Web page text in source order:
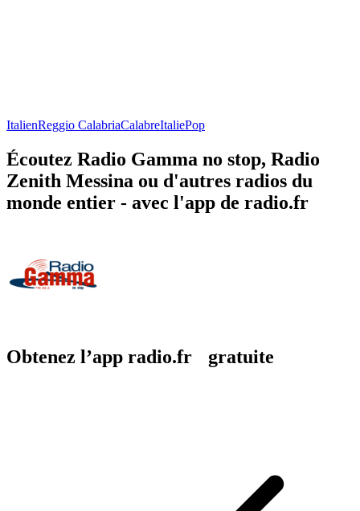
ItalienReggio CalabriaCalabreItaliePop
Écoutez Radio Gamma no stop, Radio
Zenith Messina ou d'autres radios du
monde entier - avec l'app de radio.fr
Obtenez l’app radio.fr gratuite